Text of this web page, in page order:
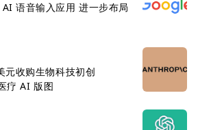
语音输入应用 进一步布局
收购生物科技初创
疗 AI 版图